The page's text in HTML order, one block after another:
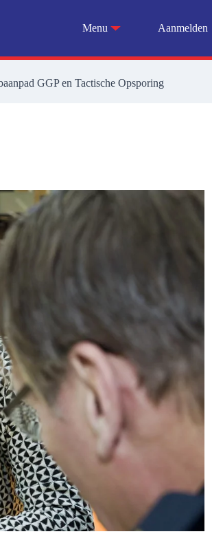
Menu Aanmelden
GGP en Tactische Opsporing